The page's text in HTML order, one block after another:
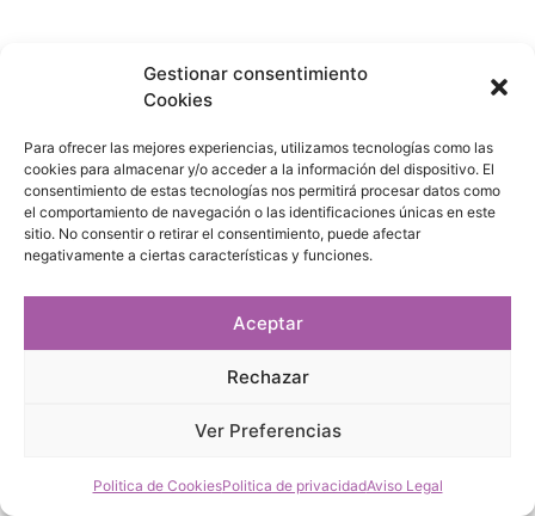
Gestionar consentimiento
Cookies
Para ofrecer las mejores experiencias, utilizamos tecnologías como las
cookies para almacenar y/o acceder a la información del dispositivo. El
consentimiento de estas tecnologías nos permitirá procesar datos como
el comportamiento de navegación o las identificaciones únicas en este
sitio. No consentir o retirar el consentimiento, puede afectar
negativamente a ciertas características y funciones.
Aceptar
Rechazar
Ver Preferencias
Politica de CookiesPolitica de privacidadAviso Legal